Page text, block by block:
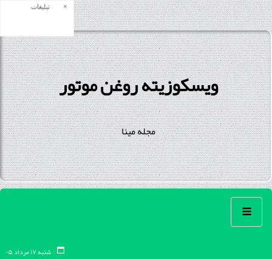
ويسكوزيته روغن موتور
مجله مینا
شنبه ۱۷ مرداد ۰۵
تبلیغات ×